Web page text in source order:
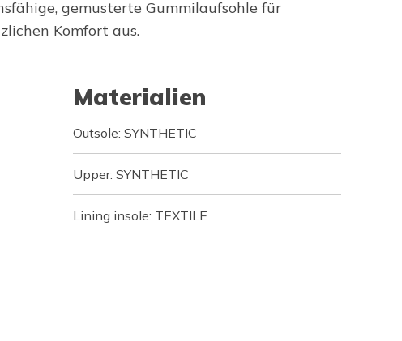
gemusterte Gummilaufsohle für
Komfort aus.
Materialien
Outsole: SYNTHETIC
Upper: SYNTHETIC
Lining insole: TEXTILE